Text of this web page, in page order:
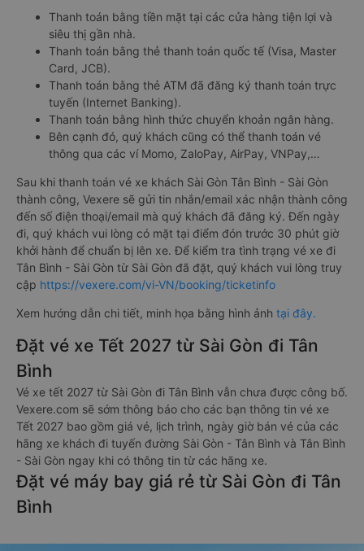
Thanh toán bằng tiền mặt tại các cửa hàng tiện lợi và
siêu thị gần nhà.
Thanh toán bằng thẻ thanh toán quốc tế (Visa, Master
Card, JCB).
Thanh toán bằng thẻ ATM đã đăng ký thanh toán trực
tuyến (Internet Banking).
Thanh toán bằng hình thức chuyển khoản ngân hàng.
Bên cạnh đó, quý khách cũng có thể thanh toán vé
thông qua các ví Momo, ZaloPay, AirPay, VNPay,…
Sau khi thanh toán vé xe khách Sài Gòn Tân Bình - Sài Gòn
thành công, Vexere sẽ gửi tin nhắn/email xác nhận thành công
đến số điện thoại/email mà quý khách đã đăng ký. Đến ngày
đi, quý khách vui lòng có mặt tại điểm đón trước 30 phút giờ
khởi hành để chuẩn bị lên xe. Để kiểm tra tình trạng vé xe đi
Tân Bình - Sài Gòn từ Sài Gòn đã đặt, quý khách vui lòng truy
cập https://vexere.com/vi-VN/booking/ticketinfo
Xem hướng dẫn chi tiết, minh họa bằng hình ảnh tại đây.
Đặt vé xe Tết 2027 từ Sài Gòn đi Tân
Bình
Vé xe tết 2027 từ Sài Gòn đi Tân Bình vẫn chưa được công bố.
Vexere.com sẽ sớm thông báo cho các bạn thông tin vé xe
Tết 2027 bao gồm giá vé, lịch trình, ngày giờ bán vé của các
hãng xe khách đi tuyến đường Sài Gòn - Tân Bình và Tân Bình
- Sài Gòn ngay khi có thông tin từ các hãng xe.
Đặt vé máy bay giá rẻ từ Sài Gòn đi Tân
Bình